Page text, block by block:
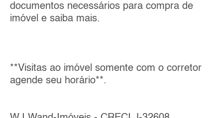
documentos necessários para compra de
imóvel e saiba mais.
**Visitas ao imóvel somente com o corretor
agende seu horário**.